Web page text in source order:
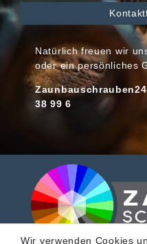
Natürlich freuen wir
oder ein persönliches
38 99 6
Wir verwenden Cookies